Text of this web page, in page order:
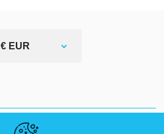
€ EUR
USDIMENSIONS